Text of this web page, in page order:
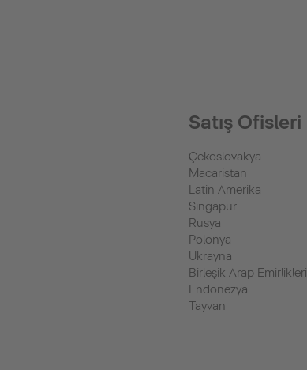
Satış Ofisleri
Çekoslovakya
Macaristan
Latin Amerika
Singapur
Rusya
Polonya
Ukrayna
Birleşik Arap Emirlikleri
Endonezya
Tayvan